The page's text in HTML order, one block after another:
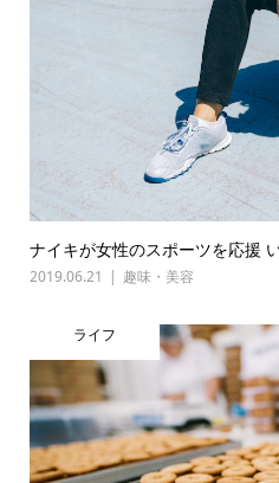
ナイキが女性のスポーツを応援
2019.06.21 趣味・美容
ライフ